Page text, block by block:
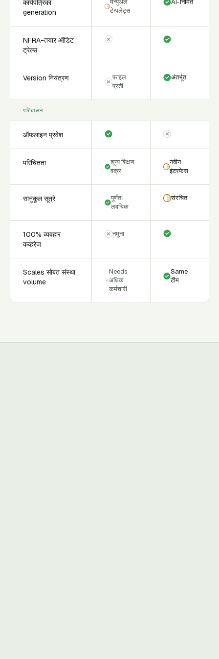
कार्यपत्रिका
generation
टेम्पलेट्स
NFRA-तयार ऑडिट
ट्रेल्स
Version नियंत्रण
फाइल
प्रती
अंतर्भूत
परिचालन
ऑफलाइन प्रवेश
परिचितता
शून्य शिक्षण
वक्र
नवीन
इंटरफेस
सानुकूल सूत्रे
पूर्णतः
लवचिक
संरचित
100% व्यवहार
कव्हरेज
नमुना
Scales सोबत संस्था
volume
Needs
अधिक
कर्मचारी
Same
टीम